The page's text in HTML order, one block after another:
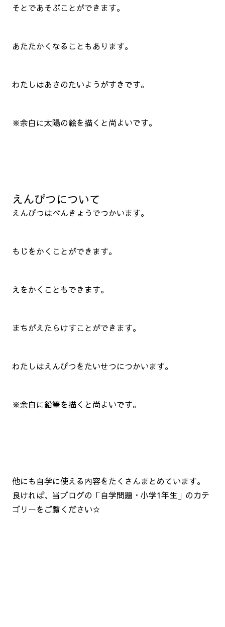
そとであそぶことができます。
あたたかくなることもあります。
わたしはあさのたいようがすきです。
※余白に太陽の絵を描くと尚よいです。
えんぴつについて
えんぴつはべんきょうでつかいます。
もじをかくことができます。
えをかくこともできます。
まちがえたらけすことができます。
わたしはえんぴつをたいせつにつかいます。
※余白に鉛筆を描くと尚よいです。
他にも自学に使える内容をたくさんまとめています。
良ければ、当ブログの「自学問題・小学1年生」のカテ
ゴリーをご覧ください☆